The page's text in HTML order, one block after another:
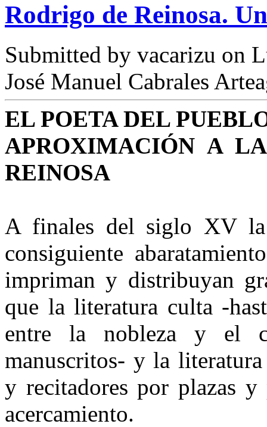
Rodrigo de Reinosa.
Submitted by vacarizu on
José Manuel Cabrales
EL POETA DEL
APROXIMACIÓN A
REINOSA
A finales del siglo XV
consiguiente
impriman y distribuyan
que la literatura culta -
entre la nobleza y el
manuscritos- y la
y recitadores por plazas
acercamiento.